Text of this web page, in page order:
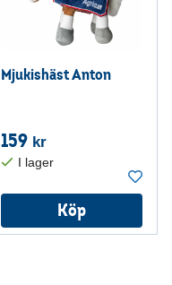
Mjukishäst Anton
159 kr
Köp